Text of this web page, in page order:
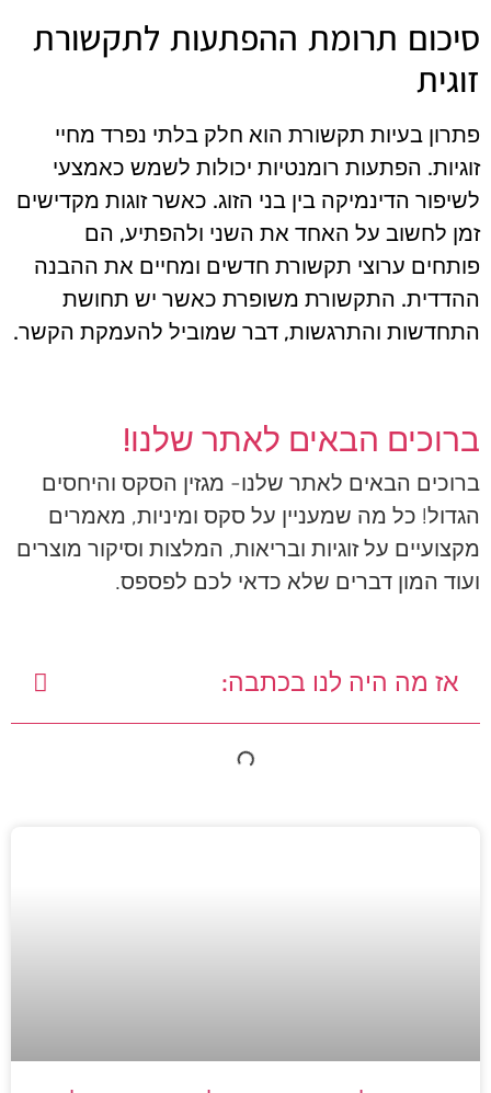
סיכום תרומת ההפתעות לתקשורת
זוגית
פתרון בעיות תקשורת הוא חלק בלתי נפרד מחיי
זוגיות. הפתעות רומנטיות יכולות לשמש כאמצעי
לשיפור הדינמיקה בין בני הזוג. כאשר זוגות מקדישים
זמן לחשוב על האחד את השני ולהפתיע, הם
פותחים ערוצי תקשורת חדשים ומחיים את ההבנה
ההדדית. התקשורת משופרת כאשר יש תחושת
התחדשות והתרגשות, דבר שמוביל להעמקת הקשר.
ברוכים הבאים לאתר שלנו!
ברוכים הבאים לאתר שלנו- מגזין הסקס והיחסים
הגדול! כל מה שמעניין על סקס ומיניות, מאמרים
מקצועיים על זוגיות ובריאות, המלצות וסיקור מוצרים
ועוד המון דברים שלא כדאי לכם לפספס.
אז מה היה לנו בכתבה: